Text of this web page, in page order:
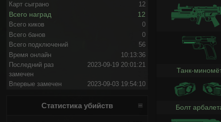
Карт сыграно
12
Всего наград 12
Всего киков
0
Всего банов
0
Всего подключений
56
Время онлайн
10:13:36
Последний раз
замечен
2023-09-19 20:01:21
Впервые замечен 2023-09-03 19:54:10
Статистика убийств
Танк-
Болт